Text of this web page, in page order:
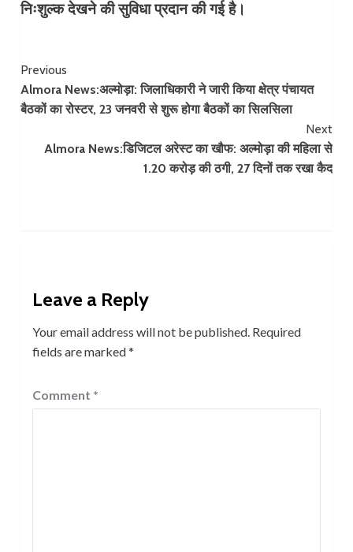
निःशुल्क देखने की सुविधा प्रदान की गई है।
Continue
Reading
Previous
Almora News:अल्मोड़ा: जिलाधिकारी ने जारी किया क्षेत्र पंचायत
बैठकों का रोस्टर, 23 जनवरी से शुरू होगा बैठकों का सिलसिला
Next
Almora News:डिजिटल अरेस्ट का खौफ: अल्मोड़ा की महिला से
1.20 करोड़ की ठगी, 27 दिनों तक रखा कैद
Leave a Reply
Your email address will not be published. Required
fields are marked*
Comment *